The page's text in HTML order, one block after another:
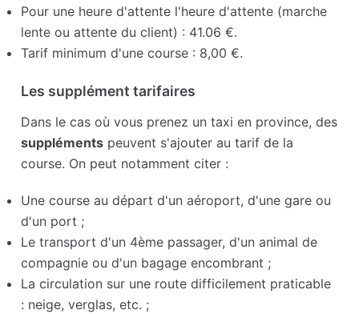
Pour une heure d'attente l'heure d'attente (marche
lente ou attente du client) : 41.06 €.
Tarif minimum d'une course : 8,00 €.
Les supplément tarifaires
Dans le cas où vous prenez un taxi en province, des
suppléments peuvent s'ajouter au tarif de la
course. On peut notamment citer :
Une course au départ d'un aéroport, d'une gare ou
d'un port ;
Le transport d'un 4ème passager, d'un animal de
compagnie ou d'un bagage encombrant ;
La circulation sur une route difficilement praticable
: neige, verglas, etc. ;